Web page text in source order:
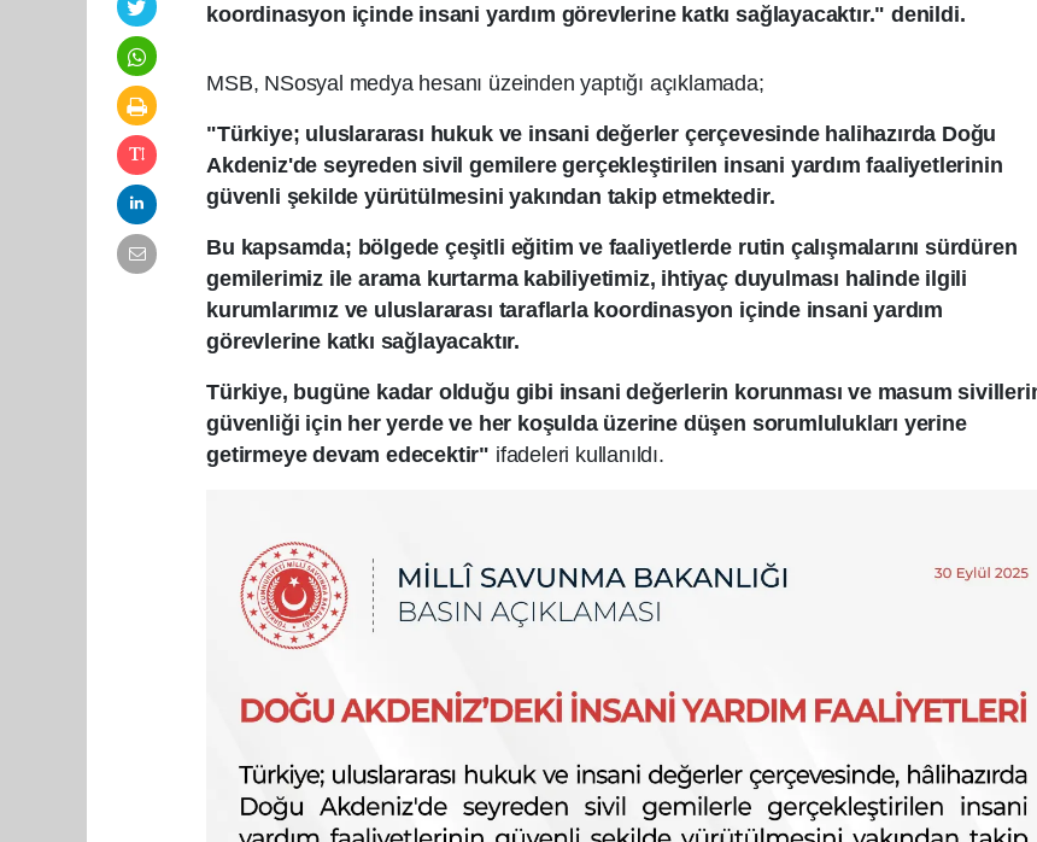
koordinasyon içinde insani yardım görevlerine katkı sağlayacaktır." denildi.
MSB, NSosyal medya hesanı üzeinden yaptığı açıklamada;
"Türkiye; uluslararası hukuk ve insani değerler çerçevesinde halihazırda Doğu
Akdeniz'de seyreden sivil gemilere gerçekleştirilen insani yardım faaliyetlerinin
güvenli şekilde yürütülmesini yakından takip etmektedir.
Bu kapsamda; bölgede çeşitli eğitim ve faaliyetlerde rutin çalışmalarını sürdüren
gemilerimiz ile arama kurtarma kabiliyetimiz, ihtiyaç duyulması halinde ilgili
kurumlarımız ve uluslararası taraflarla koordinasyon içinde insani yardım
görevlerine katkı sağlayacaktır.
Türkiye, bugüne kadar olduğu gibi insani değerlerin korunması ve masum
güvenliği için her yerde ve her koşulda üzerine düşen sorumlulukları yerine
getirmeye devam edecektir" ifadeleri kullanıldı.